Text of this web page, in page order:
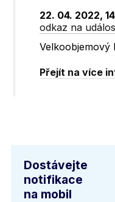
22. 04. 2022,
odkaz na
Velkoobjemový
Přejít na více
Dostávejte
notifikace
na mobil